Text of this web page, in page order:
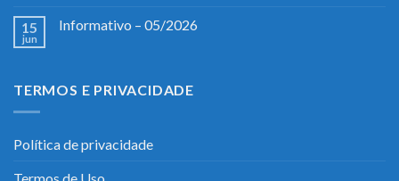
15
jun
Informativo – 05/2026
TERMOS E PRIVACIDADE
Política de privacidade